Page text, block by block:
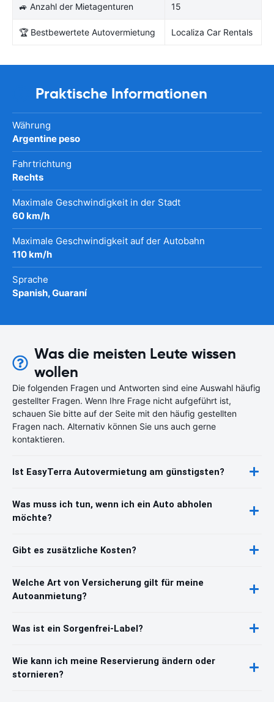
🚙 Anzahl der Mietagenturen 15
🏆 Bestbewertete Autovermietung Localiza Car Rentals
Praktische Informationen
Währung
Argentine peso
Fahrtrichtung
Rechts
Maximale Geschwindigkeit in der Stadt
60 km/h
Maximale Geschwindigkeit auf der Autobahn
110 km/h
Sprache
Spanish, Guaraní
Was die meisten Leute wissen
wollen
Die folgenden Fragen und Antworten sind eine Auswahl häufig
gestellter Fragen. Wenn Ihre Frage nicht aufgeführt ist,
schauen Sie bitte auf der Seite mit den häufig gestellten
Fragen nach. Alternativ können Sie uns auch gerne
kontaktieren.
Ist EasyTerra Autovermietung am günstigsten?
Was muss ich tun, wenn ich ein Auto abholen
möchte?
Gibt es zusätzliche Kosten?
Welche Art von Versicherung gilt für meine
Autoanmietung?
Was ist ein Sorgenfrei-Label?
Wie kann ich meine Reservierung ändern oder
stornieren?